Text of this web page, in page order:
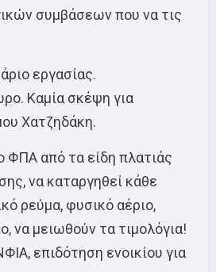
συμβάσεων που να τις
εργασίας.
Καμία σκέψη για
Χατζηδάκη.
ΦΠΑ από τα είδη πλατιάς
να καταργηθεί κάθε
ρεύμα, φυσικό αέριο,
να μειωθούν τα τιμολόγια!
επιδότηση ενοικίου για